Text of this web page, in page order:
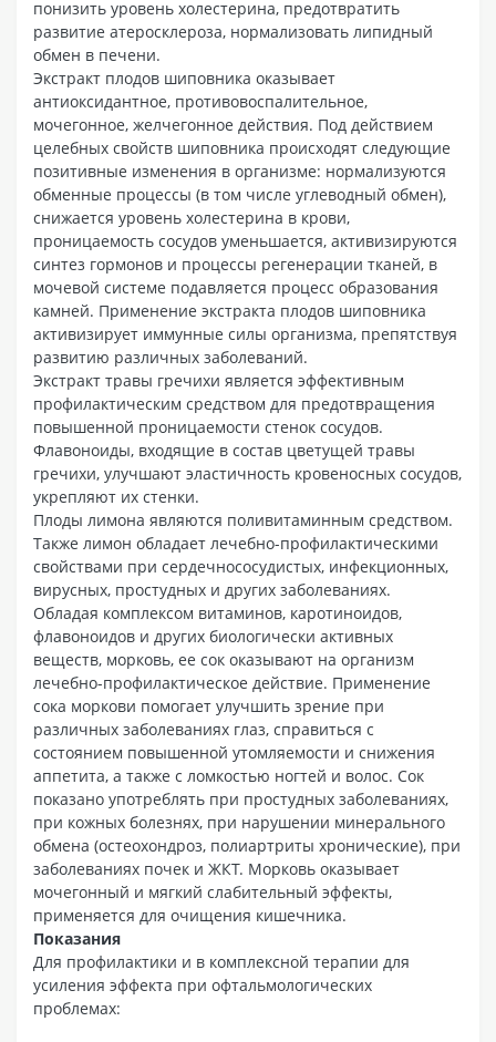
понизить уровень холестерина, предотвратить
развитие атеросклероза, нормализовать липидный
обмен в печени.
Экстракт плодов шиповника оказывает
антиоксидантное, противовоспалительное,
мочегонное, желчегонное действия. Под действием
целебных свойств шиповника происходят следующие
позитивные изменения в организме: нормализуются
обменные процессы (в том числе углеводный обмен),
снижается уровень холестерина в крови,
проницаемость сосудов уменьшается, активизируются
синтез гормонов и процессы регенерации тканей, в
мочевой системе подавляется процесс образования
камней. Применение экстракта плодов шиповника
активизирует иммунные силы организма, препятствуя
развитию различных заболеваний.
Экстракт травы гречихи является эффективным
профилактическим средством для предотвращения
повышенной проницаемости стенок сосудов.
Флавоноиды, входящие в состав цветущей травы
гречихи, улучшают эластичность кровеносных сосудов,
укрепляют их стенки.
Плоды лимона являются поливитаминным средством.
Также лимон обладает лечебно-профилактическими
свойствами при сердечнососудистых, инфекционных,
вирусных, простудных и других заболеваниях.
Обладая комплексом витаминов, каротиноидов,
флавоноидов и других биологически активных
веществ, морковь, ее сок оказывают на организм
лечебно-профилактическое действие. Применение
сока моркови помогает улучшить зрение при
различных заболеваниях глаз, справиться с
состоянием повышенной утомляемости и снижения
аппетита, а также с ломкостью ногтей и волос. Сок
показано употреблять при простудных заболеваниях,
при кожных болезнях, при нарушении минерального
обмена (остеохондроз, полиартриты хронические), при
заболеваниях почек и ЖКТ. Морковь оказывает
мочегонный и мягкий слабительный эффекты,
применяется для очищения кишечника.
Показания
Для профилактики и в комплексной терапии для
усиления эффекта при офтальмологических
проблемах: